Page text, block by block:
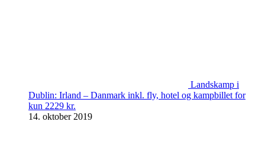
Landskamp i
Dublin: Irland – Danmark inkl. fly, hotel og kampbillet for
kun 2229 kr.
14. oktober 2019